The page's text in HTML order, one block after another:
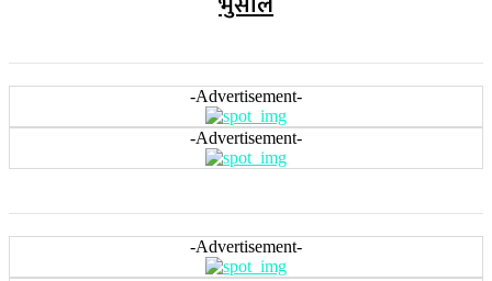
-Advertisement-
-Advertisement-
-Advertisement-